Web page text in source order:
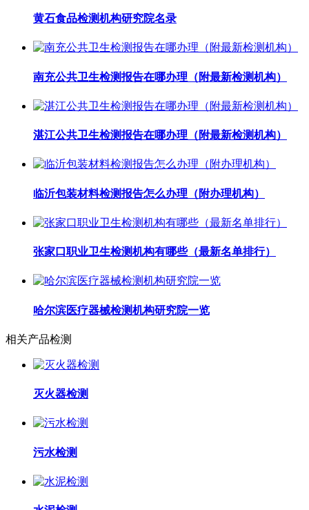
黄石食品检测机构研究院名录
南充公共卫生检测报告在哪办理（附最新检测机构）
湛江公共卫生检测报告在哪办理（附最新检测机构）
临沂包装材料检测报告怎么办理（附办理机构）
张家口职业卫生检测机构有哪些（最新名单排行）
哈尔滨医疗器械检测机构研究院一览
相关产品检测
灭火器检测
污水检测